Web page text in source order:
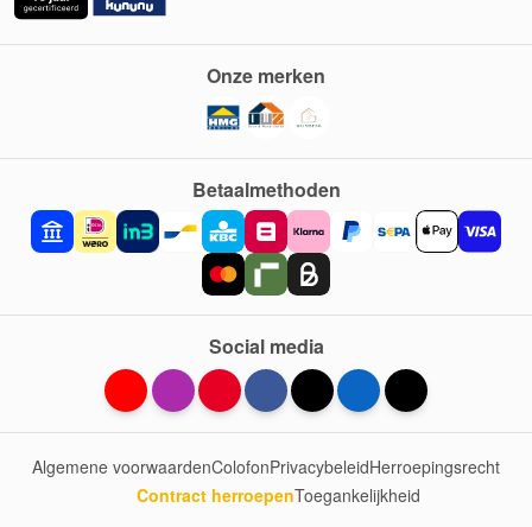
Betaalmethoden
Onze merken
Social media
Algemene voorwaardenColofonPrivacybeleidHerroepingsrecht
Contract herroepenToegankelijkheid